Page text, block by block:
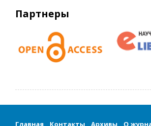
Партнеры
Главная Контакты Архивы О